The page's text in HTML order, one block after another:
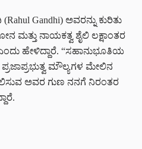
(Rahul Gandhi) ಅವರನ್ನು ಕುರಿತು
ಮತ್ತು ನಾಯಕತ್ವ ಶೈಲಿ ಲಕ್ಷಾಂತರ
ಹೇಳಿದ್ದಾರೆ. “ಸಹಾನುಭೂತಿಯ
ಮೌಲ್ಯಗಳ ಮೇಲಿನ
ಅವರ ಗುಣ ನನಗೆ ನಿರಂತರ